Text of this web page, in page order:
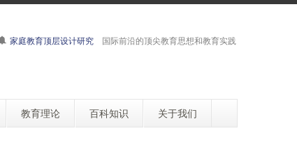
家庭教育顶层设计研究 国际前沿的顶尖教育思想和教育实践
教育理论 百科知识 关于我们